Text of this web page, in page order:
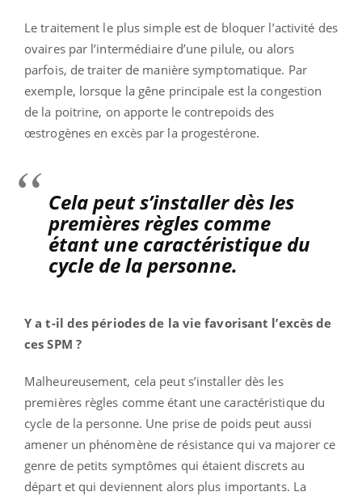
Le traitement le plus simple est de bloquer l’activité des
ovaires par l’intermédiaire d’une pilule, ou alors
parfois, de traiter de manière symptomatique. Par
exemple, lorsque la gêne principale est la congestion
de la poitrine, on apporte le contrepoids des
œstrogènes en excès par la progestérone.
Cela peut s’installer dès les
premières règles comme
étant une caractéristique du
cycle de la personne.
Y a t-il des périodes de la vie favorisant l’excès de
ces SPM ?
Malheureusement, cela peut s’installer dès les
premières règles comme étant une caractéristique du
cycle de la personne. Une prise de poids peut aussi
amener un phénomène de résistance qui va majorer ce
genre de petits symptômes qui étaient discrets au
départ et qui deviennent alors plus importants. La